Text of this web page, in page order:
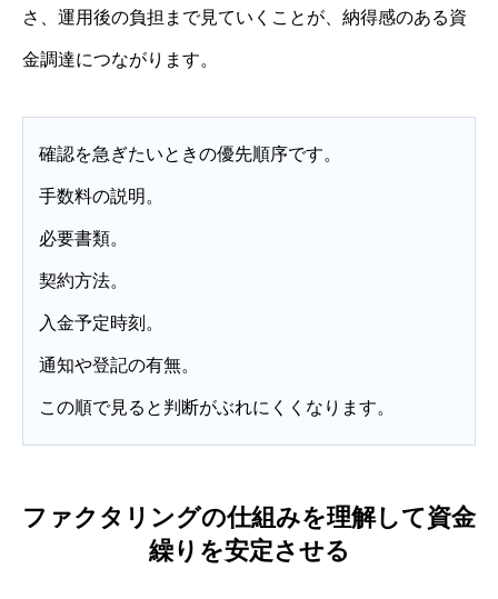
さ、運用後の負担まで見ていくことが、納得感のある資
金調達につながります。
確認を急ぎたいときの優先順序です。
手数料の説明。
必要書類。
契約方法。
入金予定時刻。
通知や登記の有無。
この順で見ると判断がぶれにくくなります。
ファクタリングの仕組みを理解して資金
繰りを安定させる